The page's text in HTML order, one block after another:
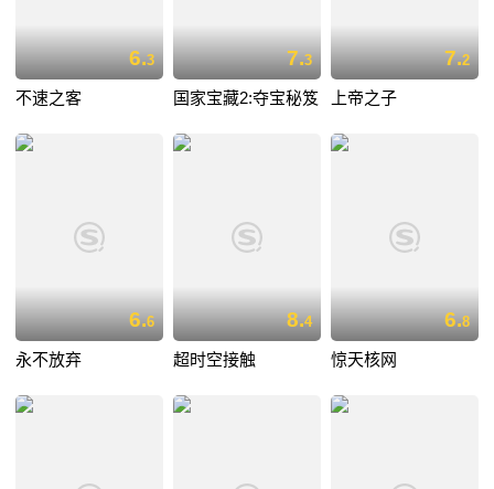
6.3
不速之客
7.3
国家宝藏2:夺宝秘笈
7.2
上帝之子
6.6
永不放弃
8.4
超时空接触
6.8
惊天核网